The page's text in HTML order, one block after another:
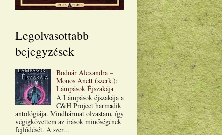
Legolvasottabb
bejegyzések
Bodnár Alexandra –
Monos Anett (szerk.):
Lámpások Éjszakája
A Lámpások éjszakája a
C&H Project harmadik
antológiája. Mindhármat olvastam, így
végigkövettem az írások minőségének
fejlődését. A szer...